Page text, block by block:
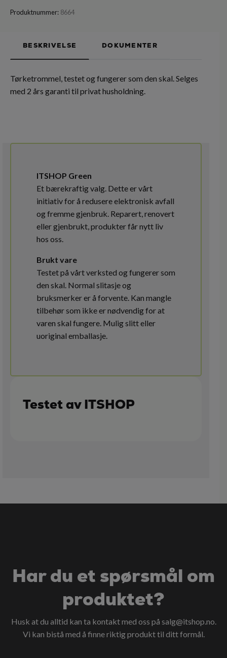
Produktnummer: 8664
BESKRIVELSE DOKUMENTER
Tørketrommel, testet og fungerer som den skal. Selges
med 2 års garanti til privat husholdning.
ITSHOP Green
Et bærekraftig valg. Dette er vårt
initiativ for å redusere elektronisk avfall
og fremme gjenbruk. Reparert, renovert
eller gjenbrukt, produkter får nytt liv
hos oss.
Brukt vare
Testet på vårt verksted og fungerer som
den skal. Normal slitasje og
bruksmerker er å forvente. Kan mangle
tilbehør som ikke er nødvendig for at
varen skal fungere. Mulig slitt eller
uoriginal emballasje.
Testet av ITSHOP
Har du et spørsmål om
produktet?
Husk at du alltid kan ta kontakt med oss på salg@itshop.no.
Vi kan bistå med å finne riktig produkt til ditt formål.